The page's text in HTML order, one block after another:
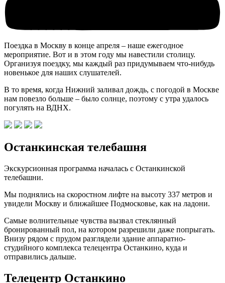
Поездка в Москву в конце апреля – наше ежегодное
мероприятие. Вот и в этом году мы навестили столицу.
Организуя поездку, мы каждый раз придумываем что-нибудь
новенькое для наших слушателей.
В то время, когда Нижний заливал дождь, с погодой в Москве
нам повезло больше – было солнце, поэтому с утра удалось
погулять на ВДНХ.
Останкинская телебашня
Экскурсионная программа началась с Останкинской
телебашни.
Мы поднялись на скоростном лифте на высоту 337 метров и
увидели Москву и ближайшее Подмосковье, как на ладони.
Самые волнительные чувства вызвал стеклянный
бронированный пол, на котором разрешили даже попрыгать.
Внизу рядом с прудом разглядели здание аппаратно-
студийного комплекса телецентра Останкино, куда и
отправились дальше.
Телецентр Останкино